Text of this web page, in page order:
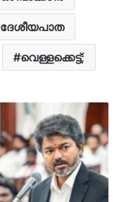
ദേശീയപാത
വെള്ളക്കെട്ട്;